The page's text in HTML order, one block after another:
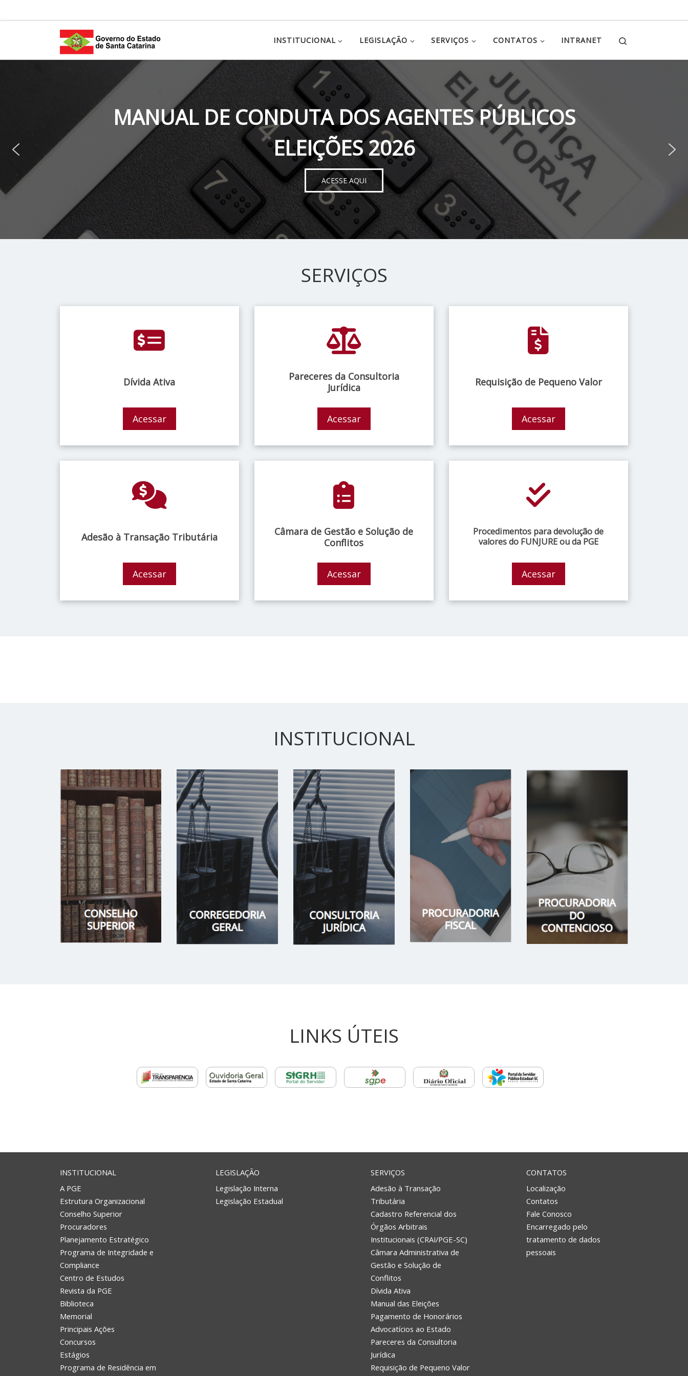
INSTITUCIONAL LEGISLAÇÃO SERVIÇOS CONTATOS INTRANET
MANUAL DE CONDUTA DOS AGENTES PÚBLICOS
ELEIÇÕES 2026
ACESSE AQUI
SERVIÇOS
Dívida Ativa
Acessar
Pareceres da Consultoria
Jurídica
Acessar
Requisição de Pequeno Valor
Acessar
Adesão à Transação Tributária
Acessar
Câmara de Gestão e Solução de
Conflitos
Acessar
Procedimentos para devolução de
valores do FUNJURE ou da PGE
Acessar
INSTITUCIONAL
LINKS ÚTEIS
INSTITUCIONAL
A PGE
Estrutura Organizacional
Conselho Superior
Procuradores
Planejamento Estratégico
Programa de Integridade e
Compliance
Centro de Estudos
Revista da PGE
Biblioteca
Memorial
Principais Ações
Concursos
Estágios
Programa de Residência em
LEGISLAÇÃO
Legislação Interna
Legislação Estadual
SERVIÇOS
Adesão à Transação
Tributária
Cadastro Referencial dos
Órgãos Arbitrais
Institucionais (CRAI/PGE-SC)
Câmara Administrativa de
Gestão e Solução de
Conflitos
Dívida Ativa
Manual das Eleições
Pagamento de Honorários
Advocatícios ao Estado
Pareceres da Consultoria
Jurídica
Requisição de Pequeno Valor
CONTATOS
Localização
Contatos
Fale Conosco
Encarregado pelo
tratamento de dados
pessoais